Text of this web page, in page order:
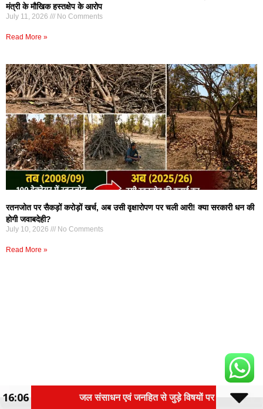
मंत्री के मौखिक हस्तक्षेप के आरोप
July 11, 2026 No Comments
Read More »
रतनजोत पर सैकड़ों करोड़ों खर्च, अब उसी वृक्षारोपण पर चली आरी! क्या सरकारी धन की
होगी जवाबदेही?
July 10, 2026 No Comments
Read More »
एवं जनहित से जुड़े विषयों पर हुआ विचार-विमर्श SASCI
16:06